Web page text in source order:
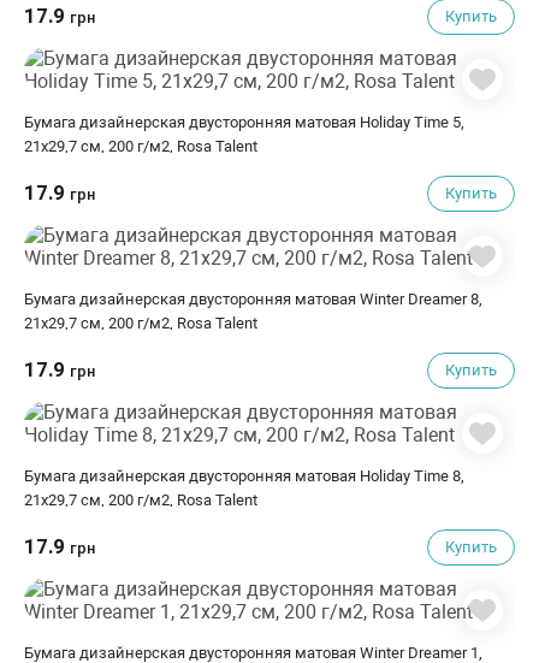
17.9 грн Купить
Бумага дизайнерская двусторонняя матовая Holiday Time 5,
21х29,7 см, 200 г/м2, Rosa Talent
17.9 грн Купить
Бумага дизайнерская двусторонняя матовая Winter Dreamer 8,
21х29,7 см, 200 г/м2, Rosa Talent
17.9 грн Купить
Бумага дизайнерская двусторонняя матовая Holiday Time 8,
21х29,7 см, 200 г/м2, Rosa Talent
17.9 грн Купить
Бумага дизайнерская двусторонняя матовая Winter Dreamer 1,